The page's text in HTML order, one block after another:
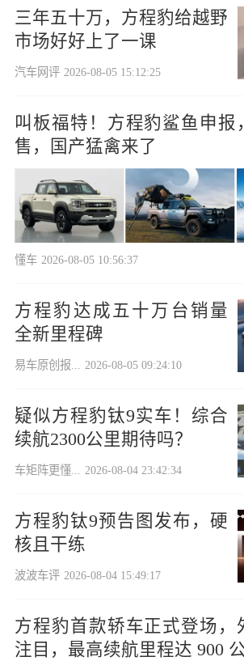
三年五十万，方程豹给越野
市场好好上了一课
汽车网评 2026-08-05 15:12:25
叫板福特！方程豹鲨鱼申报
售，国产猛禽来了
懂车 2026-08-05 10:56:37
方程豹达成五十万台销量
全新里程碑
易车原创报... 2026-08-05 09:24:10
疑似方程豹钛9实车！综合
续航2300公里期待吗？
车矩阵更懂... 2026-08-04 23:42:34
方程豹钛9预告图发布，硬
核且干练
波波车评 2026-08-04 15:49:17
方程豹首款轿车正式登场，
注目，最高续航里程达 900